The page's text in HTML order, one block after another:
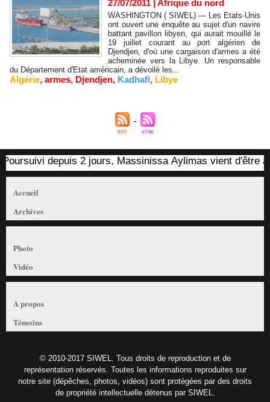
27/07/2011 | Afrique du nord
WASHINGTON ( SIWEL) — Les Etats-Unis
ont ouvert une enquête au sujet d'un navire
battant pavillon libyen, qui aurait mouillé le
19 juillet courant au port algérien de
Djendjen, d'où une cargaison d'armes a été
acheminée vers la Libye. Un responsable
du Département d'Etat américain, a dévoilé les...
Algérie, armes, Djendjen, Kadhafi, Libye
depuis 2 jours, Massinissa Aylimas vient d'être
Accueil
Archives
Photo
Vidéo
A propos
Témoins
© 2010-2017 SIWEL. Tous droits de reproduction et de
représentation réservés. Toutes les informations reproduites sur
notre site (dépêches, photos, vidéos) sont protégées par des droits
de propriété intellectuelle détenus par SIWEL.